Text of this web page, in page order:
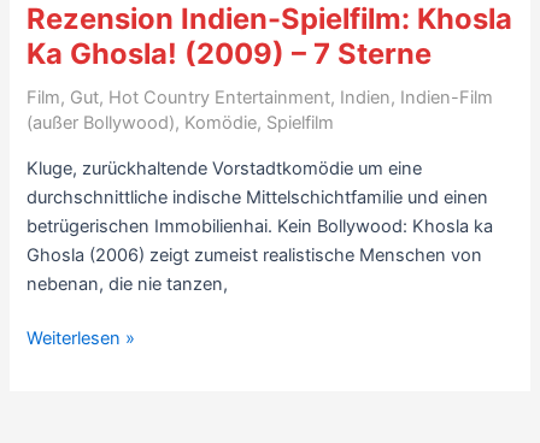
Freida
Pinto)
–
mit
–
7
Sterne
Rezension Indien-Spielfilm: Khosla
Ka Ghosla! (2009) – 7 Sterne
Film, Gut, Hot Country Entertainment, Indien, Indien-Film
(außer Bollywood), Komödie, Spielfilm
Kluge, zurückhaltende Vorstadtkomödie um eine
durchschnittliche indische Mittelschichtfamilie und einen
betrügerischen Immobilienhai. Kein Bollywood: Khosla ka
Ghosla (2006) zeigt zumeist realistische Menschen von
nebenan, die nie tanzen,
Rezension
Weiterlesen »